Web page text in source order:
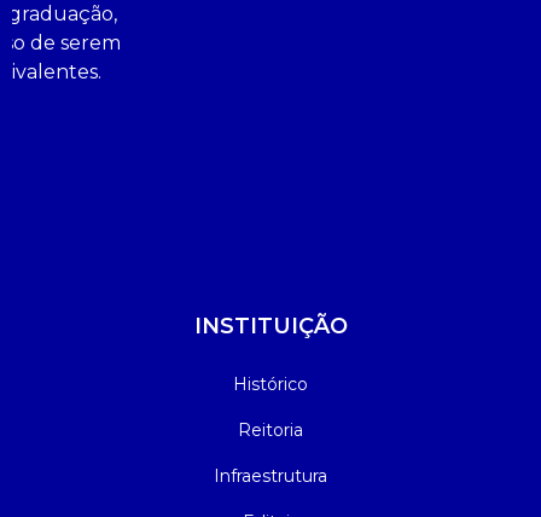
graduação,
de serem
INSTITUIÇÃO
Histórico
Reitoria
Infraestrutura